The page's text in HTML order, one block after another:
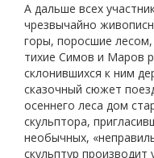
А дальше всех
чрезвычайно
горы, поросшие
тихие Симов и Маров
склонившихся к ним
сказочный сюжет
осеннего леса дом
скульптора,
необычных,
скульптур производит